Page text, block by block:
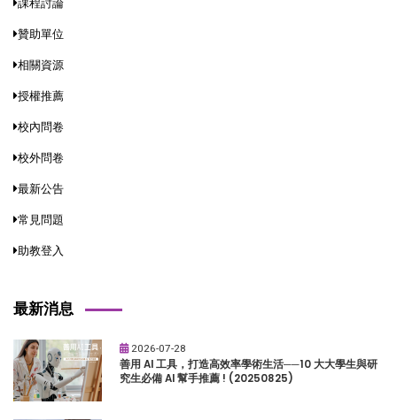
課程討論
贊助單位
相關資源
授權推薦
校內問卷
校外問卷
最新公告
常見問題
助教登入
最新消息
2026-07-28
善用 AI 工具，打造高效率學術生活──10 大大學生與研
究生必備 AI 幫手推薦 ! (20250825)